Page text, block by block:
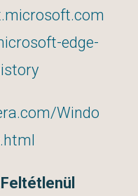
edge-
Windo